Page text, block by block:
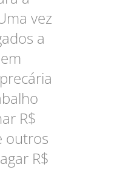
vez
a
R$
outros
R$